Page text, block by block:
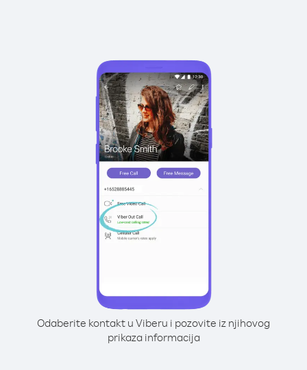
Odaberite kontakt u Viberu i pozovite iz njihovog
prikaza informacija